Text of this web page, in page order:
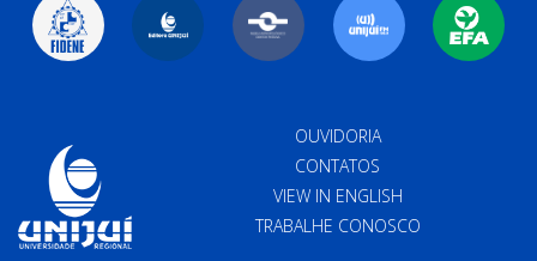
OUVIDORIA
CONTATOS
VIEW IN ENGLISH
TRABALHE CONOSCO